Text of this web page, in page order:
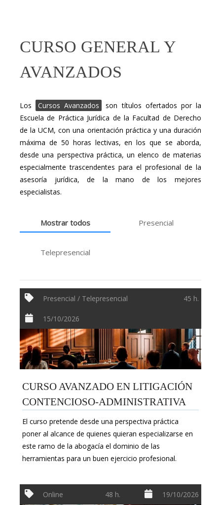
CURSO GENERAL Y
AVANZADOS
Los Cursos Avanzados
son títulos ofertados por la
Escuela de Práctica Jurídica de la Facultad de Derecho
de la UCM, con una orientación práctica y una duración
máxima de 50 horas lectivas, en los que se aborda,
desde una perspectiva práctica, un elenco de materias
especialmente trascendentes para el profesional de la
asesoría jurídica, de la mano de los mejores
especialistas.
Mostrar todos Presencial
Telepresencial
Presencial / Telepresencial 45 h.
15/10/2026
CURSO AVANZADO EN LITIGACIÓN
CONTENCIOSO-ADMINISTRATIVA
El curso pretende desde una perspectiva práctica
poner al alcance de quienes quieran especializarse en
este ramo de la abogacía el dominio de las
herramientas para un buen ejercicio profesional.
Online 48 h. 19/10/2026